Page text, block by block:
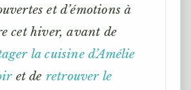
et d’émotions à
cet hiver, avant de
la cuisine d’Amélie
et de retrouver le